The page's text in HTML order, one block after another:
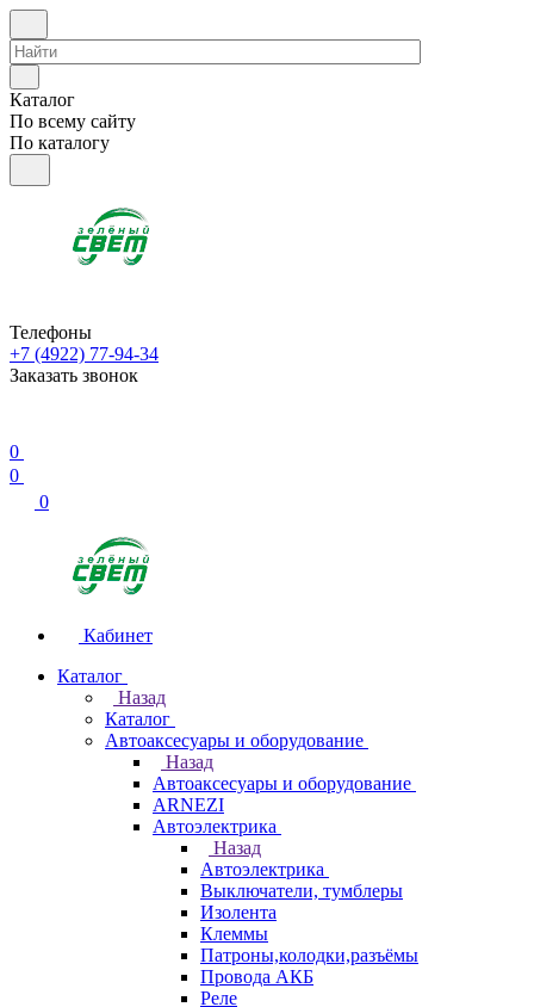
Каталог
По всему сайту
По каталогу
Телефоны
+7 (4922) 77-94-34
Заказать звонок
0
0
0
Кабинет
Каталог
Назад
Каталог
Автоаксесуары и оборудование
Назад
Автоаксесуары и оборудование
ARNEZI
Автоэлектрика
Назад
Автоэлектрика
Выключатели, тумблеры
Изолента
Клеммы
Патроны,колодки,разъёмы
Провода АКБ
Реле